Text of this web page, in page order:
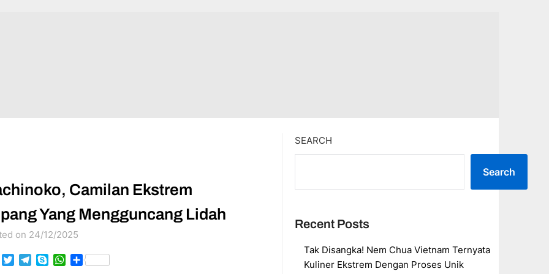
Camilan Ekstrem
Yang Mengguncang Lidah
on 24/12/2025
Facebook
TwitterTelegram
SkypeWhatsApp
Share
SEARCH
Search
Recent Posts
Tak Disangka! Nem Chua Vietnam Ternyata
Kuliner Ekstrem Dengan Proses Unik